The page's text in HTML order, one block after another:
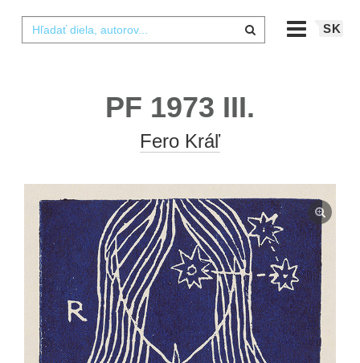
SK
PF 1973 III.
Fero Kráľ